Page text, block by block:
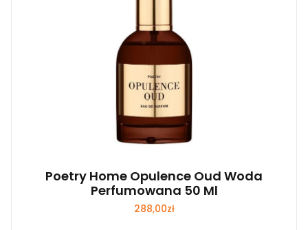
Poetry Home Opulence Oud Woda
Perfumowana 50 Ml
288,00zł